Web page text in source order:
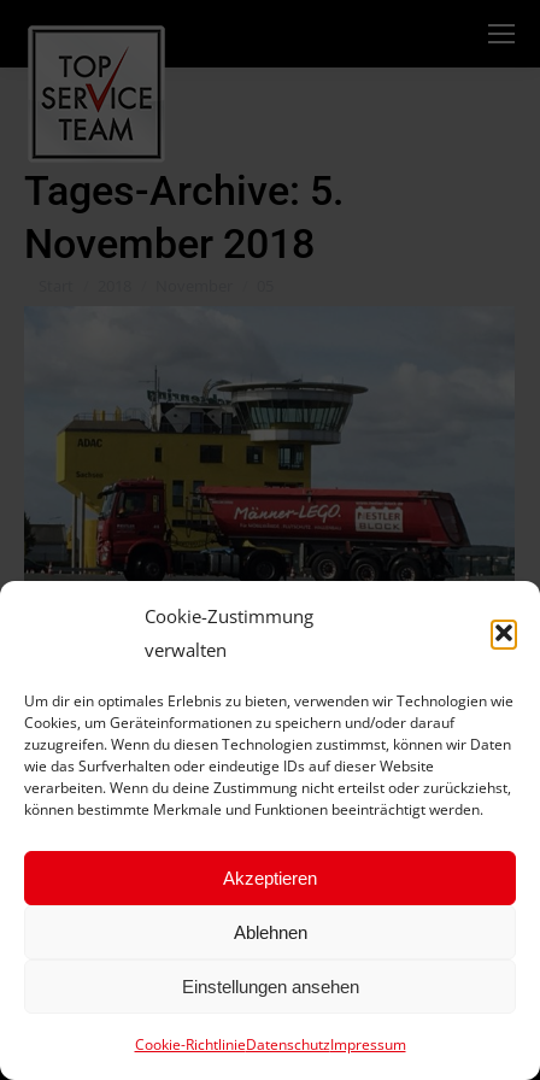
Cookie-Zustimmung
verwalten
Um dir ein optimales Erlebnis zu bieten, verwenden wir Technologien wie
Cookies, um Geräteinformationen zu speichern und/oder darauf
zuzugreifen. Wenn du diesen Technologien zustimmst, können wir Daten
wie das Surfverhalten oder eindeutige IDs auf dieser Website
verarbeiten. Wenn du deine Zustimmung nicht erteilst oder zurückziehst,
können bestimmte Merkmale und Funktionen beeinträchtigt werden.
Akzeptieren
Ablehnen
Einstellungen ansehen
Cookie-RichtlinieDatenschutzImpressum
Tages-Archive: 5.
November 2018
Hindernis auftaucht
Aktuelle News VonJ Schübel 5. November 2018
Die Dresdner Reifen Zentrale organisierte